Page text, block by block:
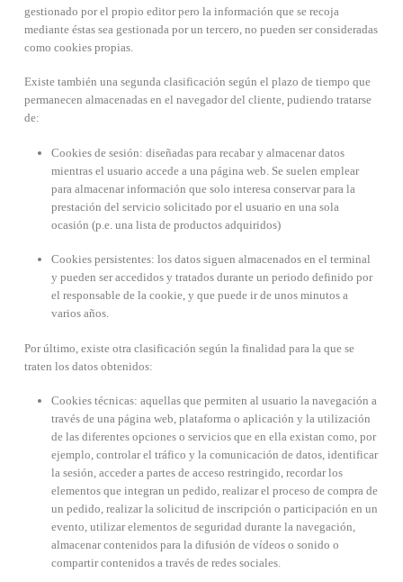
gestionado por el propio editor pero la información que se recoja
mediante éstas sea gestionada por un tercero, no pueden ser consideradas
como cookies propias.
Existe también una segunda clasificación según el plazo de tiempo que
permanecen almacenadas en el navegador del cliente, pudiendo tratarse
de:
Cookies de sesión: diseñadas para recabar y almacenar datos
mientras el usuario accede a una página web. Se suelen emplear
para almacenar información que solo interesa conservar para la
prestación del servicio solicitado por el usuario en una sola
ocasión (p.e. una lista de productos adquiridos)
Cookies persistentes: los datos siguen almacenados en el terminal
y pueden ser accedidos y tratados durante un periodo definido por
el responsable de la cookie, y que puede ir de unos minutos a
varios años.
Por último, existe otra clasificación según la finalidad para la que se
traten los datos obtenidos:
Cookies técnicas: aquellas que permiten al usuario la navegación a
través de una página web, plataforma o aplicación y la utilización
de las diferentes opciones o servicios que en ella existan como, por
ejemplo, controlar el tráfico y la comunicación de datos, identificar
la sesión, acceder a partes de acceso restringido, recordar los
elementos que integran un pedido, realizar el proceso de compra de
un pedido, realizar la solicitud de inscripción o participación en un
evento, utilizar elementos de seguridad durante la navegación,
almacenar contenidos para la difusión de vídeos o sonido o
compartir contenidos a través de redes sociales.